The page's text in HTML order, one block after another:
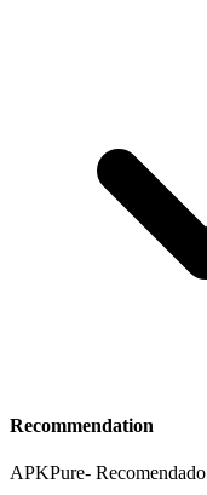
Recommendation
APKPure- Recomendado